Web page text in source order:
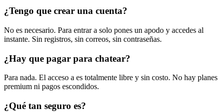
¿Tengo que crear una cuenta?
No es necesario. Para entrar a solo pones un apodo y accedes al
instante. Sin registros, sin correos, sin contraseñas.
¿Hay que pagar para chatear?
Para nada. El acceso a es totalmente libre y sin costo. No hay planes
premium ni pagos escondidos.
¿Qué tan seguro es?